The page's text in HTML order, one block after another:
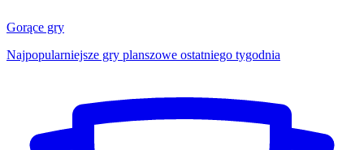
Gorące gry
Najpopularniejsze gry planszowe ostatniego tygodnia